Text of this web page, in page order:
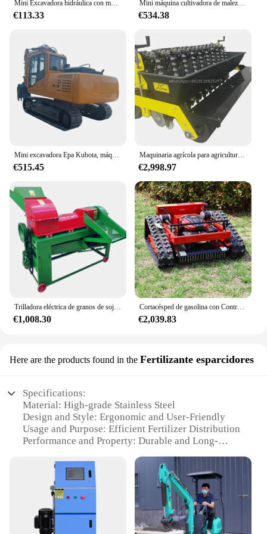
Mini Excavadora hidráulica con motor diésel, máquina de oruga para granja, hogar, jardín, fábrica China personalizada, 1,7 toneladas
€113.33
Mini máquina cultivadora de malezas, maquinaria agrícola de campo, cultivador de granja agrícola
€534.38
Mini excavadora Epa Kubota, máquina de paquete agrícola, motor personalizado
€515.45
Maquinaria agrícola para agricultura, tractor, máquina de siembra de ajo montada en la parte trasera, novedad
€2,998.97
Trilladora eléctrica de granos de soja, desgranadora de maíz, máquina para granja
€1,008.30
Cortacésped de gasolina con Control remoto para jardín, máquina cortadora de césped de 550mm, cinturones verdes, huertos, disponible en EE. UU.
€2,039.83
Here are the products found in the Fertilizante esparcidores
Specifications:
Material: High-grade Stainless Steel
Design and Style: Ergonomic and User-Friendly
Usage and Purpose: Efficient Fertilizer Distribution
Performance and Property: Durable and Long-
Shape or Size or Weight or Quantity: Compact and
Parts and Accessories: Includes Essential
Accessories for Optimal Functionality
Features: